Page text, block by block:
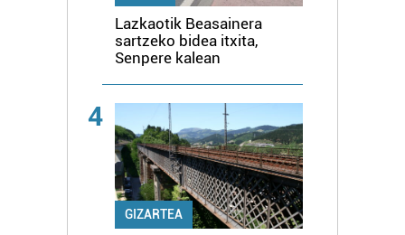
Lazkaotik Beasainera
sartzeko bidea itxita,
Senpere kalean
4
GIZARTEA